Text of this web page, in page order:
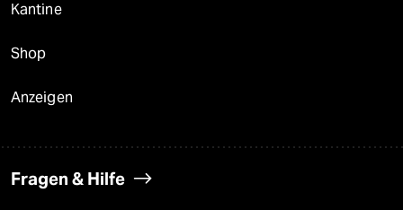
Kantine
Shop
Anzeigen
Fragen & Hilfe